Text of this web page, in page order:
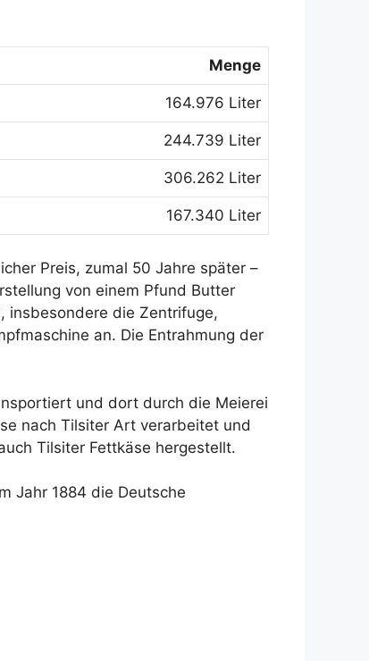
Menge
164.976 Liter
244.739 Liter
306.262 Liter
167.340 Liter
Preis, zumal 50 Jahre später –
von einem Pfund Butter
insbesondere die Zentrifuge,
an. Die Entrahmung der
und dort durch die Meierei
nach Tilsiter Art verarbeitet und
Tilsiter Fettkäse hergestellt.
Jahr 1884 die Deutsche